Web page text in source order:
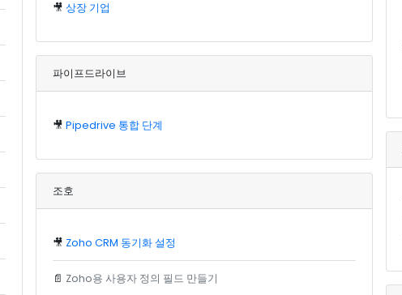
🎥상장 기업
파이프드라이브
🎥Pipedrive 통합 단계
조호
🎥 Zoho CRM 동기화 설정
📄 Zoho용 사용자 정의 필드 만들기